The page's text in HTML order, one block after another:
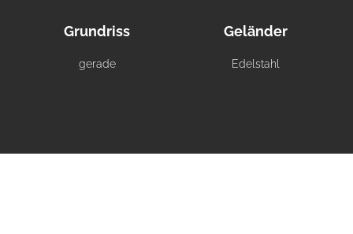
Grundriss
gerade
Geländer
Edelstahl